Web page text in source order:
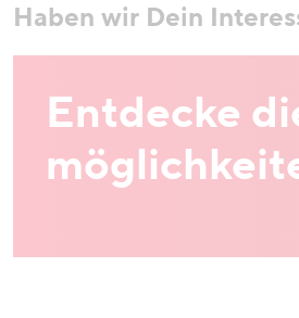
Haben wir Dein
Entdecke